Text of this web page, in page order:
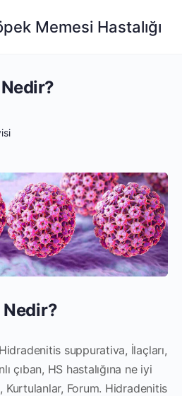
Memesi Hastalığı
suppurativa, İlaçları,
çıban, HS hastalığına ne iyi
Kurtulanlar, Forum. Hidradenitis